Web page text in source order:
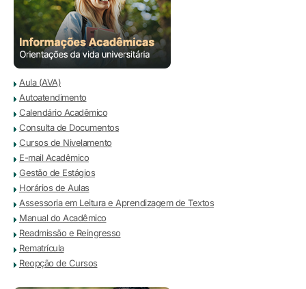
Aula (AVA)
Autoatendimento
Calendário Acadêmico
Consulta de Documentos
Cursos de Nivelamento
E-mail Acadêmico
Gestão de Estágios
Horários de Aulas
Assessoria em Leitura e Aprendizagem de Textos
Manual do Acadêmico
Readmissão e Reingresso
Rematrícula
Reopção de Cursos